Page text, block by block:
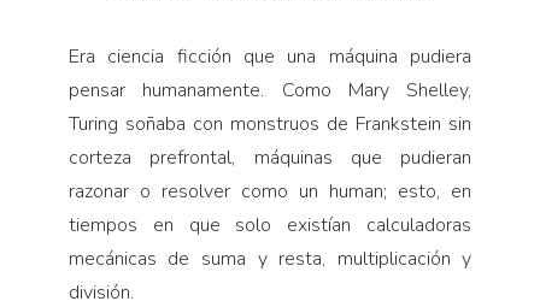
Era ciencia ficción que una máquina pudiera
pensar humanamente. Como Mary Shelley,
Turing soñaba con monstruos de Frankstein sin
corteza prefrontal, máquinas que pudieran
razonar o resolver como un human; esto, en
tiempos en que solo existían calculadoras
mecánicas de suma y resta, multiplicación y
división.